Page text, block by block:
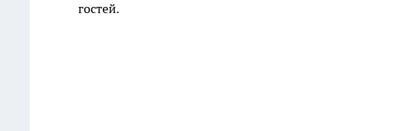
гостей.